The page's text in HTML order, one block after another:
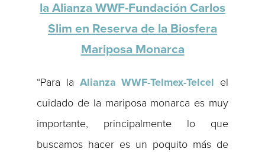
la Alianza WWF-Fundación Carlos
Slim en Reserva de la Biosfera
Mariposa Monarca
“Para la Alianza WWF-Telmex-Telcel el
cuidado de la mariposa monarca es muy
importante, principalmente lo que
buscamos hacer es un poquito más de